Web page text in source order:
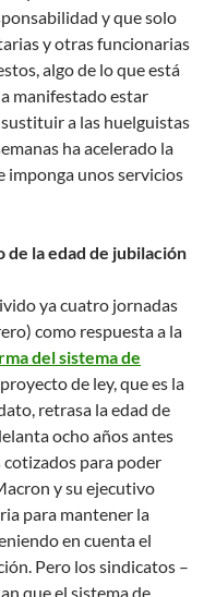
y que solo
y otras funcionarias
algo de lo que está
manifestado estar
a las huelguistas
ha acelerado la
imponga unos servicios
de la edad de jubilación
ya cuatro jornadas
como respuesta a la
del sistema de
proyecto de ley, que es la
retrasa la edad de
ocho años antes
cotizados para poder
y su ejecutivo
para mantener la
en cuenta el
Pero los sindicatos –
que el sistema de